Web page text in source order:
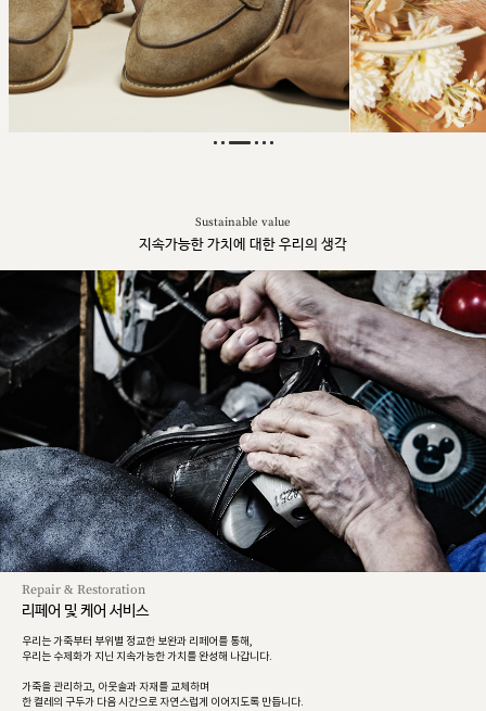
Sustainable value
지속가능한 가치에 대한 우리의 생각
Repair & Restoration
리페어 및 케어 서비스
우리는 가죽부터 부위별 정교한 보완과 리페어를 통해,
우리는 수제화가 지닌 지속가능한 가치를 완성해 나갑니다.
가죽을 관리하고, 아웃솔과 자재를 교체하며
한 켤레의 구두가 다음 시간으로 자연스럽게 이어지도록 만듭니다.